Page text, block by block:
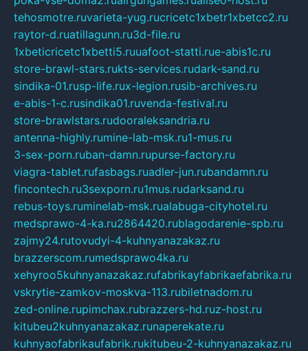
tehosmotre.ruvarieta-yug.rucricetc1xbetr1xbetcc2.ru
raytor-d.ruatillagunn.ru3d-file.ru
1xbeticricetc1xbetti5.ruuafoot-statti.rue-abis1c.ru
store-brawl-stars.rukts-services.rudark-sand.ru
sindika-01.rusp-life.rux-legion.rusib-archives.ru
e-abis-1-c.rusindika01.ruvenda-festival.ru
store-brawlstars.rudooraleksandria.ru
antenna-highly.rumine-lab-msk.ru1-mus.ru
3-sex-porn.ruban-damn.rupurse-factory.ru
viagra-tablet.rufasbags.ruadler-jun.rubandamn.ru
fincontech.ru3sexporn.ru1mus.rudarksand.ru
rebus-toys.ruminelab-msk.rualabuga-cityhotel.ru
medsprawo-4-ka.ru2864420.rublagodarenie-spb.ru
zajmy24.rutovudyi-4-kuhnyanazakaz.ru
brazzerscom.rumedsprawo4ka.ru
xehyroo5kuhnyanazakaz.rufabrikayfabrikaefabrika.ru
vskrytie-zamkov-moskva-113.rubiletnadom.ru
zed-online.rupimchax.rubrazzers-hd.ruz-host.ru
kitubeu2kuhnyanazakaz.runaperekate.ru
kuhnyaofabrikaufabrik.rukitubeu-2-kuhnyanazakaz.ru